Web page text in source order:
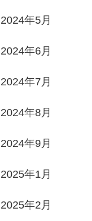
2024年5月
2024年6月
2024年7月
2024年8月
2024年9月
2025年1月
2025年2月